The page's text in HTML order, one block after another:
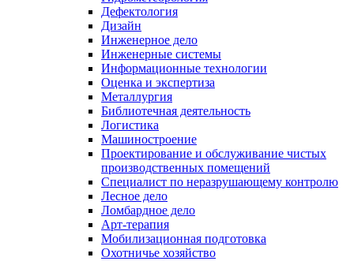
Дефектология
Дизайн
Инженерное дело
Инженерные системы
Информационные технологии
Оценка и экспертиза
Металлургия
Библиотечная деятельность
Логистика
Машиностроение
Проектирование и обслуживание чистых
производственных помещений
Специалист по неразрушающему контролю
Лесное дело
Ломбардное дело
Арт-терапия
Мобилизационная подготовка
Охотничье хозяйство